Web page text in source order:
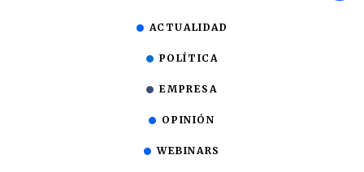
ACTUALIDAD
POLÍTICA
EMPRESA
OPINIÓN
WEBINARS